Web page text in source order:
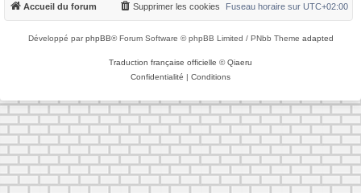
Accueil du forum Fuseau horaire sur UTC+02:00
Supprimer les cookies
Développé parphpBB® Forum Software © phpBB Limited / PNbb Theme adapted
Traduction française officielle ©Qiaeru
Confidentialité | Conditions